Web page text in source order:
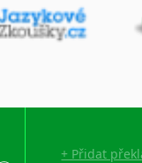
+ Přidat